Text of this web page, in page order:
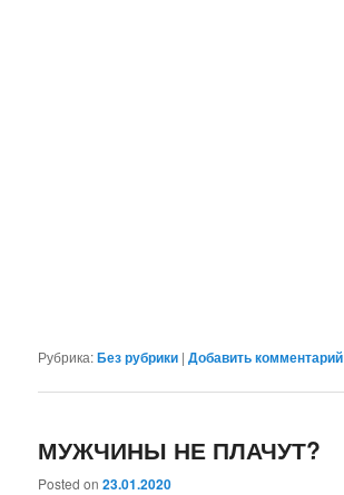
Рубрика:Без рубрики |Добавить комментарий
МУЖЧИНЫ НЕ ПЛАЧУТ?
Posted on23.01.2020